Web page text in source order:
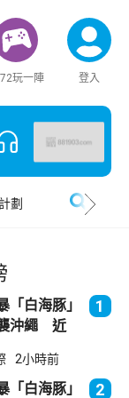
玩一陣 登入
劃
「白海豚」
沖繩 近
1
2小時前
「白海豚」 2